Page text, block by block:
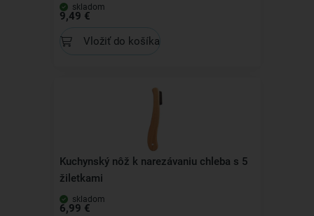
skladom
9,49 €
Vložiť do košíka
Kuchynský nôž k narezávaniu chleba s 5
žiletkami
skladom
6,99 €